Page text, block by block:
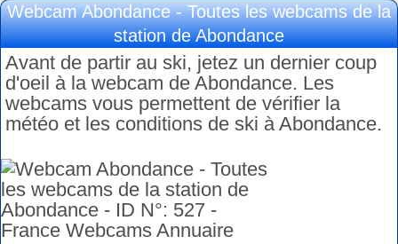
Webcam Abondance - Toutes les webcams de la
station de Abondance
Avant de partir au ski, jetez un dernier coup
d'oeil à la webcam de Abondance. Les
webcams vous permettent de vérifier la
météo et les conditions de ski à Abondance.